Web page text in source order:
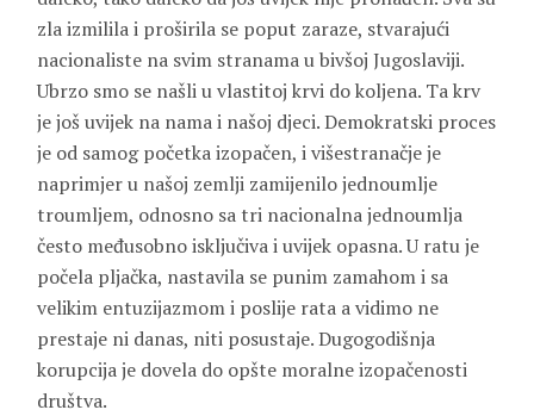
zla izmilila i proširila se poput zaraze, stvarajući
nacionaliste na svim stranama u bivšoj Jugoslaviji.
Ubrzo smo se našli u vlastitoj krvi do koljena. Ta krv
je još uvijek na nama i našoj djeci. Demokratski proces
je od samog početka izopačen, i višestranačje je
naprimjer u našoj zemlji zamijenilo jednoumlje
troumljem, odnosno sa tri nacionalna jednoumlja
često međusobno isključiva i uvijek opasna. U ratu je
počela pljačka, nastavila se punim zamahom i sa
velikim entuzijazmom i poslije rata a vidimo ne
prestaje ni danas, niti posustaje. Dugogodišnja
korupcija je dovela do opšte moralne izopačenosti
društva.